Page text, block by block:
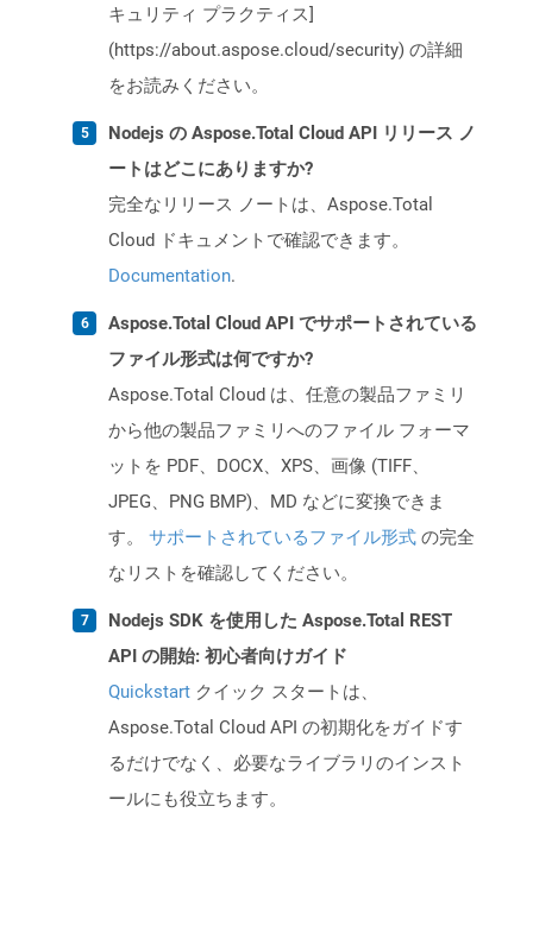
キュリティ プラクティス]
(https://about.aspose.cloud/security) の詳細
をお読みください。
Nodejs の Aspose.Total Cloud API リリース ノ
ートはどこにありますか?
完全なリリース ノートは、Aspose.Total
Cloud ドキュメントで確認できます。
Documentation.
Aspose.Total Cloud API でサポートされている
ファイル形式は何ですか?
Aspose.Total Cloud は、任意の製品ファミリ
から他の製品ファミリへのファイル フォーマ
ットを PDF、DOCX、XPS、画像 (TIFF、
JPEG、PNG BMP)、MD などに変換できま
す。 サポートされているファイル形式 の完全
なリストを確認してください。
Nodejs SDK を使用した Aspose.Total REST
API の開始: 初心者向けガイド
Quickstart クイック スタートは、
Aspose.Total Cloud API の初期化をガイドす
るだけでなく、必要なライブラリのインスト
ールにも役立ちます。